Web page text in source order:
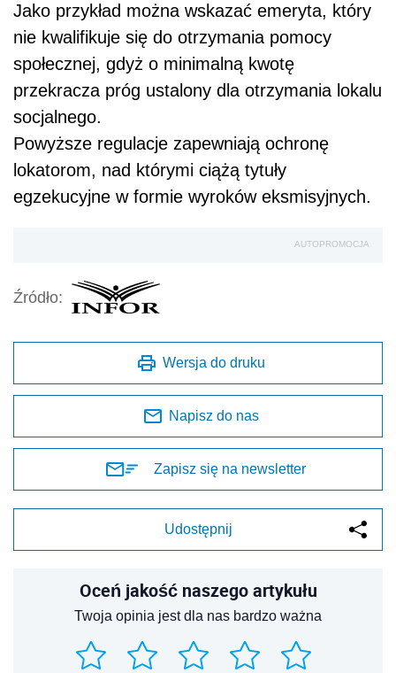
Jako przykład można wskazać emeryta, który
nie kwalifikuje się do otrzymania pomocy
społecznej, gdyż o minimalną kwotę
przekracza próg ustalony dla otrzymania lokalu
socjalnego.
Powyższe regulacje zapewniają ochronę
lokatorom, nad którymi ciążą tytuły
egzekucyjne w formie wyroków eksmisyjnych.
AUTOPROMOCJA
Źródło:
Wersja do druku
Napisz do nas
Zapisz się na newsletter
Udostępnij
Oceń jakość naszego artykułu
Twoja opinia jest dla nas bardzo ważna